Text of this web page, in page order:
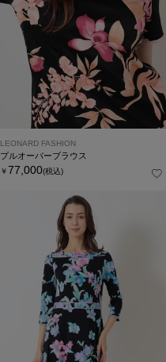
LEONARD FASHION
プルオーバーブラウス
￥ 77,000(税込)